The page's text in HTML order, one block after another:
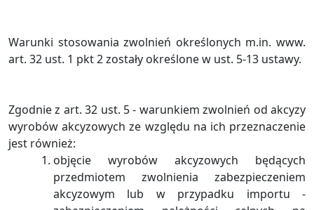
Warunki stosowania zwolnień określonych m.in. www.
art. 32 ust. 1 pkt 2 zostały określone w ust. 5-13 ustawy.
Zgodnie z art. 32 ust. 5 - warunkiem zwolnień od akcyzy
wyrobów akcyzowych ze względu na ich przeznaczenie
jest również:
objęcie wyrobów akcyzowych będących
przedmiotem zwolnienia zabezpieczeniem
akcyzowym lub w przypadku importu -